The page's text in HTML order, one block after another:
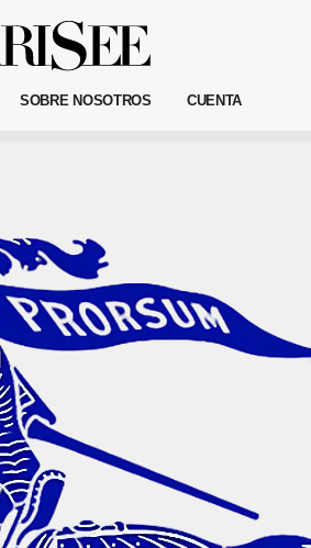
SOBRE NOSOTROS CUENTA